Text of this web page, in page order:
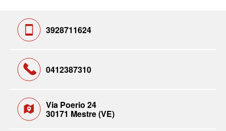
3928711624
0412387310
Via Poerio 24
30171 Mestre (VE)